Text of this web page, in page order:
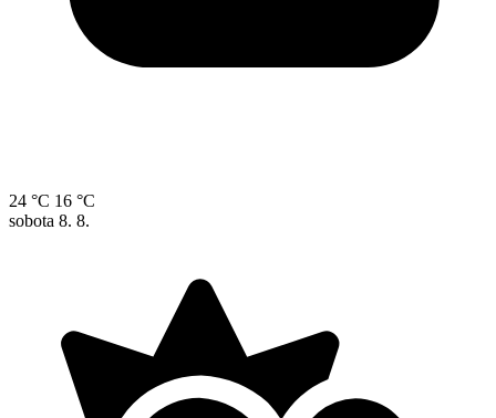
24 °C 16 °C
sobota 8. 8.